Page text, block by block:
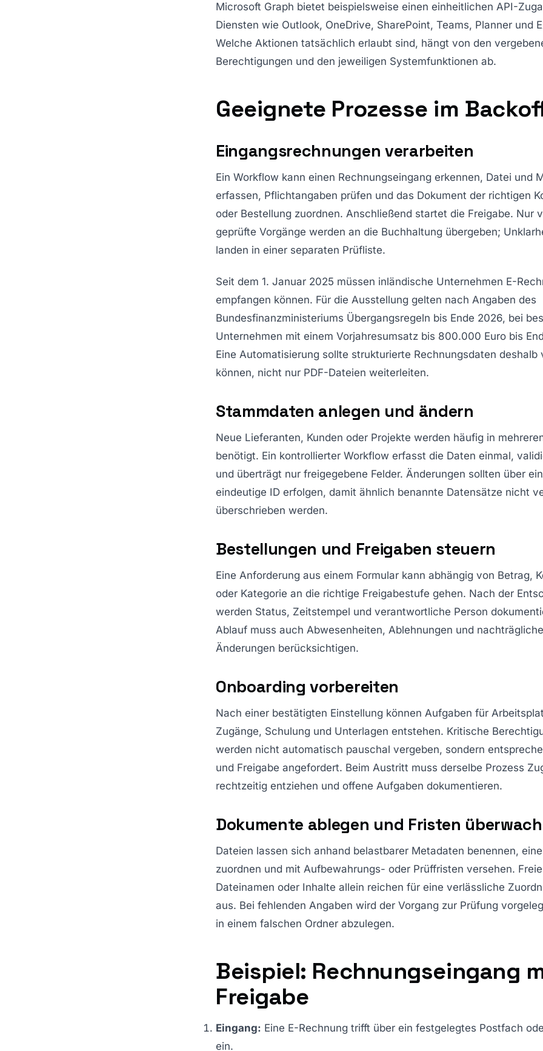
Microsoft Graph bietet beispielsweise einen einheitlichen API-
Diensten wie Outlook, OneDrive, SharePoint, Teams, Planner und
Welche Aktionen tatsächlich erlaubt sind, hängt von den
Berechtigungen und den jeweiligen Systemfunktionen ab.
Geeignete Prozesse im
Eingangsrechnungen verarbeiten
Ein Workflow kann einen Rechnungseingang erkennen, Datei und
erfassen, Pflichtangaben prüfen und das Dokument der richtigen
oder Bestellung zuordnen. Anschließend startet die Freigabe. Nur
geprüfte Vorgänge werden an die Buchhaltung übergeben;
landen in einer separaten Prüfliste.
Seit dem 1. Januar 2025 müssen inländische Unternehmen E-
empfangen können. Für die Ausstellung gelten nach Angaben des
Bundesfinanzministeriums Übergangsregeln bis Ende 2026, bei
Unternehmen mit einem Vorjahresumsatz bis 800.000 Euro bis
Eine Automatisierung sollte strukturierte Rechnungsdaten deshalb
können, nicht nur PDF-Dateien weiterleiten.
Stammdaten anlegen und ändern
Neue Lieferanten, Kunden oder Projekte werden häufig in
benötigt. Ein kontrollierter Workflow erfasst die Daten einmal,
und überträgt nur freigegebene Felder. Änderungen sollten über
eindeutige ID erfolgen, damit ähnlich benannte Datensätze nicht
überschrieben werden.
Bestellungen und Freigaben steuern
Eine Anforderung aus einem Formular kann abhängig von Betrag,
oder Kategorie an die richtige Freigabestufe gehen. Nach der
werden Status, Zeitstempel und verantwortliche Person
Ablauf muss auch Abwesenheiten, Ablehnungen und nachträgliche
Änderungen berücksichtigen.
Onboarding vorbereiten
Nach einer bestätigten Einstellung können Aufgaben für
Zugänge, Schulung und Unterlagen entstehen. Kritische
werden nicht automatisch pauschal vergeben, sondern
und Freigabe angefordert. Beim Austritt muss derselbe Prozess
rechtzeitig entziehen und offene Aufgaben dokumentieren.
Dokumente ablegen und Fristen
Dateien lassen sich anhand belastbarer Metadaten benennen,
zuordnen und mit Aufbewahrungs- oder Prüffristen versehen. Freie
Dateinamen oder Inhalte allein reichen für eine verlässliche
aus. Bei fehlenden Angaben wird der Vorgang zur Prüfung
in einem falschen Ordner abzulegen.
Beispiel: Rechnungseingang
Freigabe
Eingang: Eine E-Rechnung trifft über ein festgelegtes Postfach
ein.